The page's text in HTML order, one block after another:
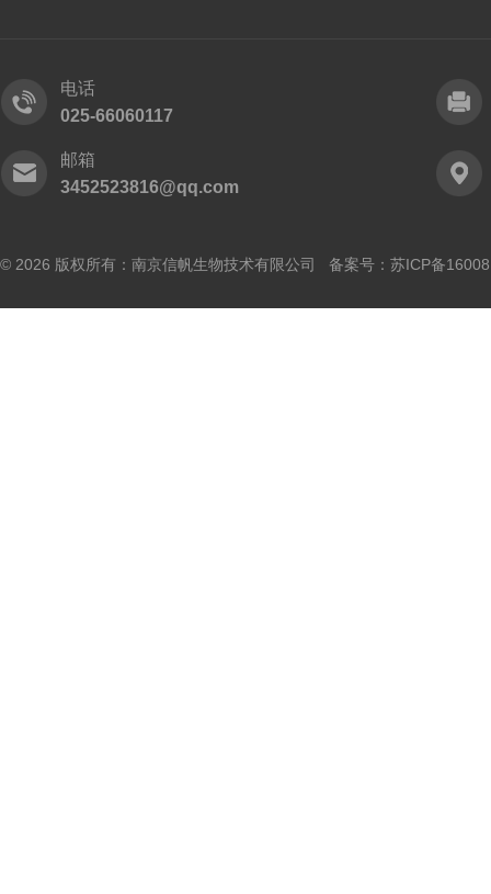
电话
025-66060117
邮箱
3452523816@qq.com
© 2026 版权所有：南京信帆生物技术有限公司 备案号： 苏ICP备